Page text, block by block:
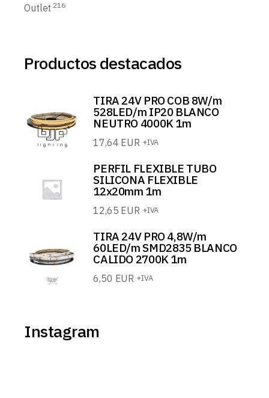
Outlet 216
Productos destacados
TIRA 24V PRO COB 8W/m
528LED/m IP20 BLANCO
NEUTRO 4000K 1m
17,64 EUR +IVA
PERFIL FLEXIBLE TUBO
SILICONA FLEXIBLE
12x20mm 1m
12,65 EUR +IVA
TIRA 24V PRO 4,8W/m
60LED/m SMD2835 BLANCO
CALIDO 2700K 1m
6,50 EUR +IVA
Instagram